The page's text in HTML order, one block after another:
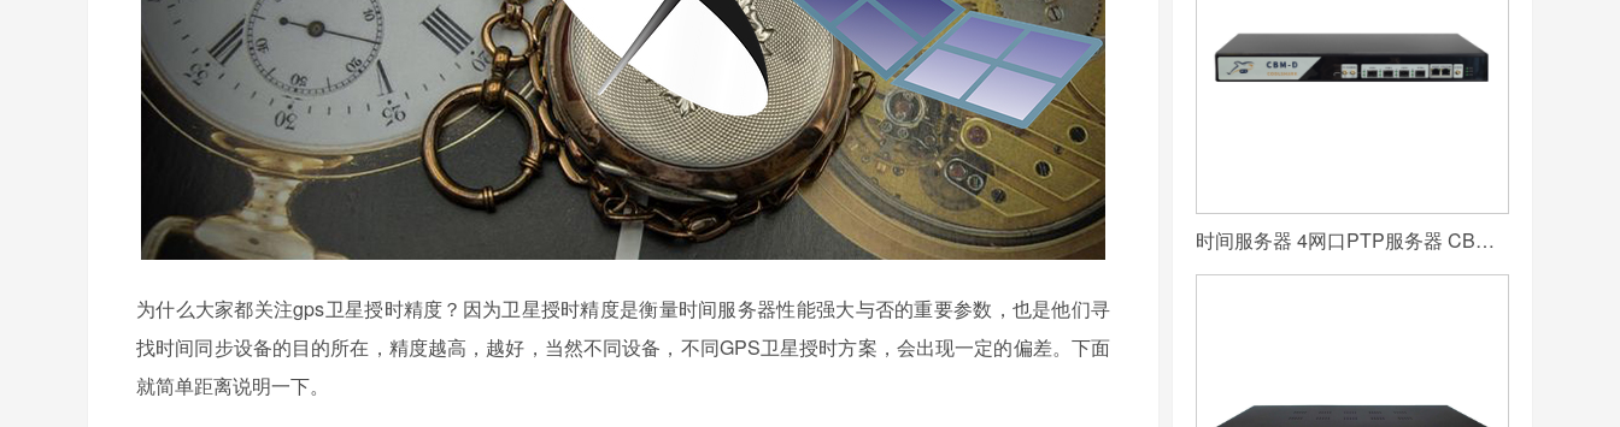
为什么大家都关注gps卫星授时精度？因为卫星授时精度是衡量时间服务器性能强大与否的重要参数，也是他们寻
找时间同步设备的目的所在，精度越高，越好，当然不同设备，不同GPS卫星授时方案，会出现一定的偏差。下面
就简单距离说明一下。
时间服务器 4网口PTP服务器 CBM-D-40